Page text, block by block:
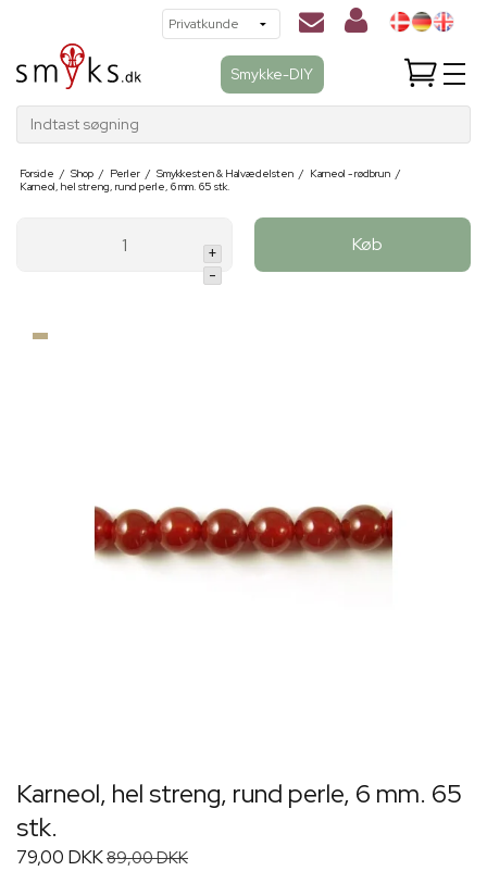
Smykke-DIY
Indtast søgning
Forside / Shop / Perler / Smykkesten & Halvædelsten / Karneol - rødbrun /
Karneol, hel streng, rund perle, 6 mm. 65 stk.
+
-
Køb
Karneol, hel streng, rund perle, 6 mm. 65
stk.
79,00 DKK89,00 DKK